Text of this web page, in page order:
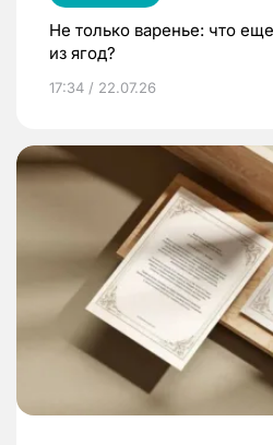
Не только варенье: что
из ягод?
17:34 / 22.07.26